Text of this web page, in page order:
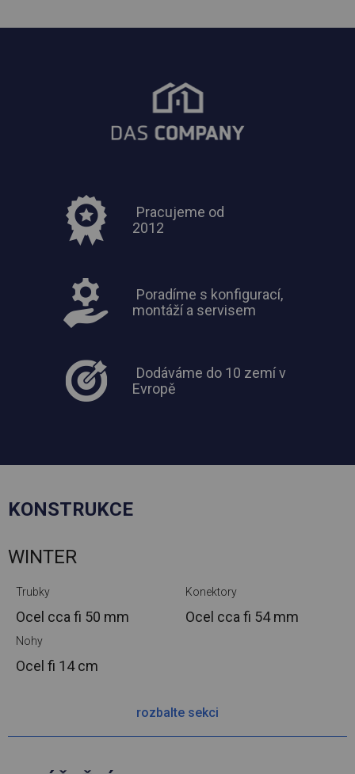
Pracujeme od
2012
Poradíme s konfigurací,
montáží a servisem
Dodáváme do 10 zemí v
Evropě
KONSTRUKCE
WINTER
Trubky
Ocel ccafi 50 mm
Konektory
Ocel ccafi 54 mm
Nohy
Ocel fi 14 cm
rozbalte sekci